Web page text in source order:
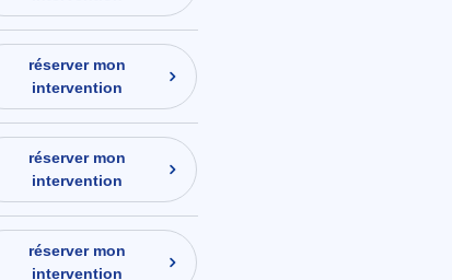
réserver mon
intervention
réserver mon
intervention
réserver mon
intervention